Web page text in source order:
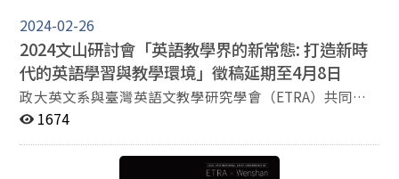
與生態 報名連結:
https://edis.press.jhu.edu/membership/conference （
臺灣學者與學生3月底前報名免費） 研討會官網:
https://2025edisinwenshan.wordpress.com/ 研討會官
方Instagram:
https://www.instagram.com/2025wenshanedisofficial/
聯絡信箱: nccu2025wenshanedis@outlook.com
2024-02-26
2024文山研討會「英語教學界的新常態: 打造新時
代的英語學習與教學環境」徵稿延期至4月8日
政大英文系與臺灣英語文教學研究學會（ETRA）共同舉
辦之國際學術研討會將於2024年11月22日至23日舉行。
次研討會的主題為「英語教學界的新常態: 打造新時代的
1674